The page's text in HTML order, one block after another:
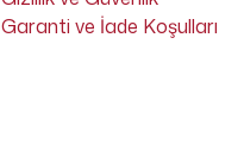
Garanti ve İade Koşulları